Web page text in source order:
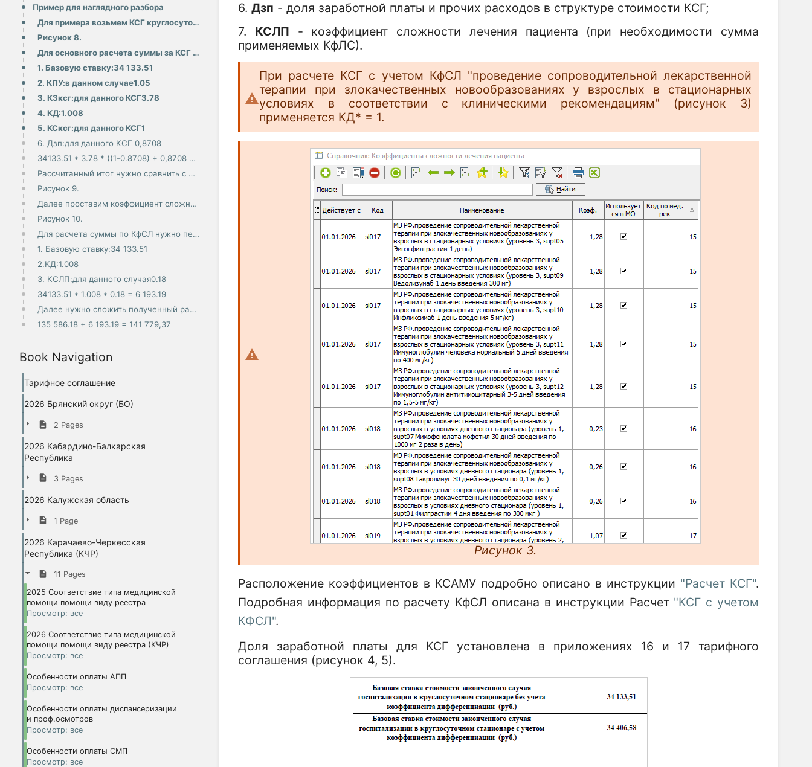
Пример для наглядного разбора
Для примера возьмем КСГ круглосуточного стационара "st19.084. Лучевая терапия в сочетании с лекарств
Рисунок 8.
Для основного расчета суммы за КСГ нужно перемножить:
1. Базовую ставку:34 133.51
2. КПУ:в данном случае1.05
3. КЗксг:для данного КСГ3.78
4. КД:1.008
5. КСксг:для данного КСГ1
6. Дзп:для данного КСГ 0,8708
34133.51 * 3.78 * ((1-0.8708) + 0,8708 * 1 * 1.05 * 1.008) = 135 586.18
Рассчитанный итог нужно сравнить с приложением => цифры сошлись (рисунок 9).
Рисунок 9.
Далее проставим коэффициент сложности лечения пациента, сумма перерасчиталась и стала 141 779,37 (ри
Рисунок 10.
Для расчета суммы по КфСЛ нужно перемножить:
1. Базовую ставку:34 133.51
2.КД:1.008
3. КСЛП:для данного случая0.18
34133.51 * 1.008 * 0.18 = 6 193.19
Далее нужно сложить полученный расчет по КСГ и расчет по КфСЛ:
135 586.18 + 6 193.19 = 141 779,37
Book Navigation
Тарифное соглашение
2026 Брянский округ (БО)
2 Pages
2026 Кабардино-Балкарская
Республика
3 Pages
2026 Калужская область
1 Page
2026 Карачаево-Черкесская
Республика (КЧР)
11 Pages
2025 Соответствие типа медицинской
помощи помощи виду реестра
Просмотр: все
2026 Соответствие типа медицинской
помощи помощи виду реестра (КЧР)
Просмотр: все
Особенности оплаты АПП
Просмотр: все
Особенности оплаты диспансеризации
и проф.осмотров
Просмотр: все
Особенности оплаты СМП
Просмотр: все
6. Дзп - доля заработной платы и прочих расходов в структуре стоимости КСГ;
7.
КСЛП
- коэффициент сложности лечения пациента (при необходимости сумма
применяемых КфЛС).
При расчете КСГ с учетом КфСЛ "проведение сопроводительной лекарственной
терапии при злокачественных новообразованиях у взрослых в стационарных
условиях в соответствии с клиническими рекомендациям" (рисунок 3)
применяется КД* = 1.
Рисунок 3.
Расположение коэффициентов в КСАМУ подробно описано в инструкции "Расчет КСГ".
Подробная информация по расчету КфСЛ описана в инструкции Расчет "КСГ с учетом
КФСЛ".
Доля заработной платы для КСГ установлена в приложениях 16 и 17 тарифного
соглашения (рисунок 4, 5).